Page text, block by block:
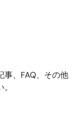
事、FAQ、その他